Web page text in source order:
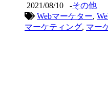
2021/08/10 -その他
Webマーケター,
マーケティング, マー